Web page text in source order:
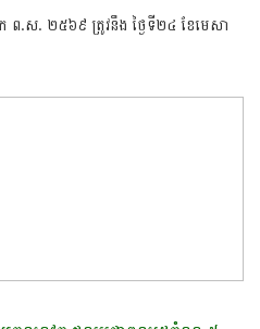
ព.ស. ២៥៦៩ ត្រូវនឹង ថ្ងៃទី២៤ ខែមេសា